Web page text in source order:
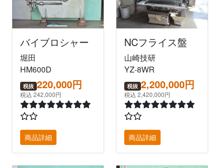
バイブロシャー
堀田
HM600D
税抜 220,000円
税込 242,000円
商品詳細
NCフライス盤
山崎技研
YZ-8WR
税抜 2,200,000円
税込 2,420,000円
商品詳細